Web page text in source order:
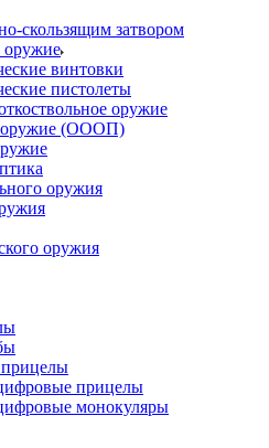
скользящим затвором
оружие
винтовки
пистолеты
оружие
оружие (ОООП)
оружия
оружия
прицелы
монокуляры